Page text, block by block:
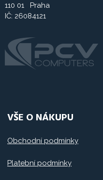
110 01 Praha
IČ: 26084121
VŠE O NÁKUPU
Obchodní podmínky
Platební podmínky